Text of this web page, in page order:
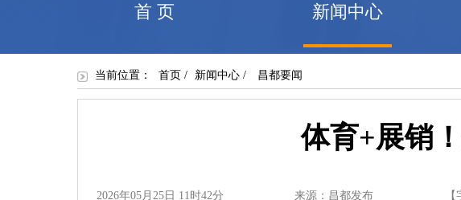
首 页 新闻中心
当前位置： 首页 / 新闻中心 / 昌都要闻
体育+展销
2026年05月25日 11时42分 来源：昌都发布